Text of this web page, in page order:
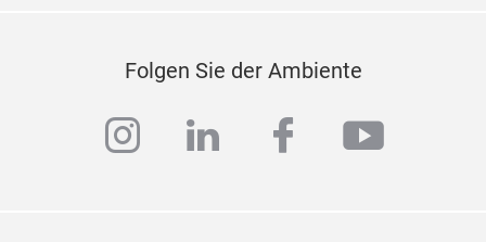
Folgen Sie der Ambiente
instagram
linkedinfacebook